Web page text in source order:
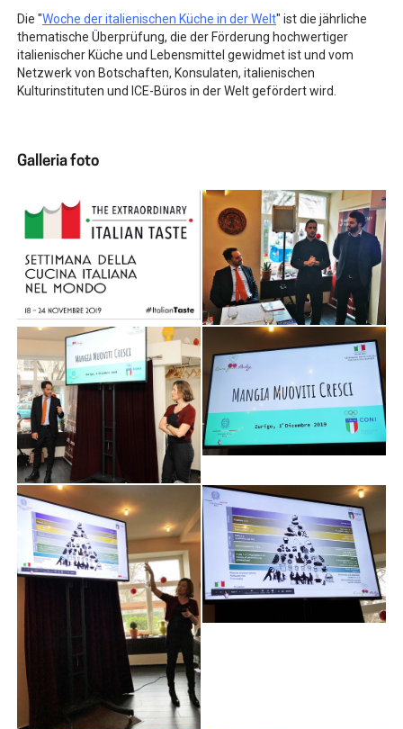
Die "Woche der italienischen Küche in der Welt" ist die jährliche
thematische Überprüfung, die der Förderung hochwertiger
italienischer Küche und Lebensmittel gewidmet ist und vom
Netzwerk von Botschaften, Konsulaten, italienischen
Kulturinstituten und ICE-Büros in der Welt gefördert wird.
Galleria foto